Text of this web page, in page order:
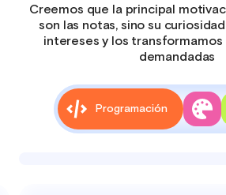
Creemos que la principal
son las notas, sino su
intereses y los transformamos
demandadas
Programación